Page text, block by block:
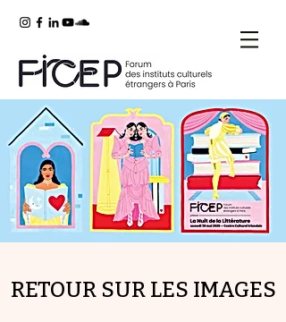
RETOUR SUR LES IMAGES